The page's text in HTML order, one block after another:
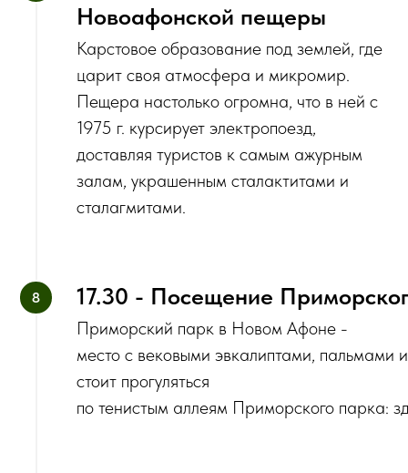
Новоафонской пещеры
Карстовое образование под землей, где
царит своя атмосфера и микромир.
Пещера настолько огромна, что в ней с
1975 г. курсирует электропоезд,
доставляя туристов к самым ажурным
залам, украшенным сталактитами и
сталагмитами.
17.30 - Посещение
Приморский парк в Новом Афоне -
место с вековыми эвкалиптами,
стоит прогуляться
по тенистым аллеям Приморского парка: